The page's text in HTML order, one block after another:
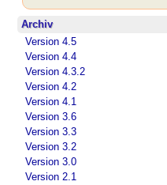
Archiv
Version 4.5
Version 4.4
Version 4.3.2
Version 4.2
Version 4.1
Version 3.6
Version 3.3
Version 3.2
Version 3.0
Version 2.1